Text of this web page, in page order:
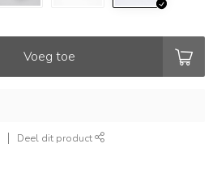
Voeg toe
Deel dit product